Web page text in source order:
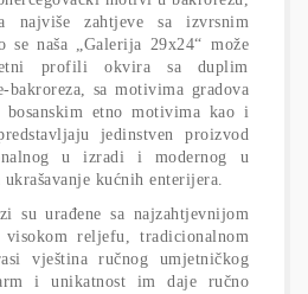
najviše zahtjeve sa izvrsnim
naša „Galerija 29x24“ može
profili okvira sa duplim
bakroreza, sa motivima gradova
bosanskim etno motivima kao i
jedinstven proizvod
u izradi i modernog u
kućnih enterijera.
su urađene sa najzahtjevnijom
visokom reljefu, tradicionalnom
vještina ručnog umjetničkog
i unikatnost im daje ručno